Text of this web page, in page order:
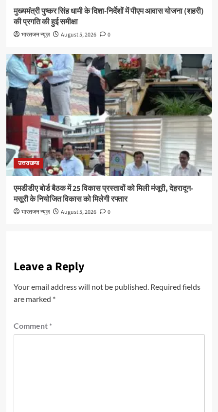
मुख्यमंत्री पुष्कर सिंह धामी के दिशा-निर्देशों में पीएम आवास योजना (शहरी)
की प्रगति की हुई समीक्षा
भारतजन न्यूज़ August 5, 2026 0
उत्तराखण्ड
एमडीडीए बोर्ड बैठक में 25 विकास प्रस्तावों को मिली मंजूरी, देहरादून-
मसूरी के नियोजित विकास को मिलेगी रफ्तार
भारतजन न्यूज़ August 5, 2026 0
Leave a Reply
Your email address will not be published. Required fields
are marked *
Comment *